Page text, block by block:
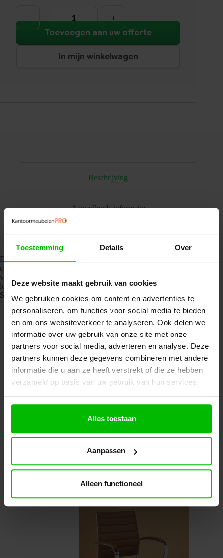
Toestemming Details Over
Deze website maakt gebruik van cookies
We gebruiken cookies om content en advertenties te
personaliseren, om functies voor social media te bieden
en om ons websiteverkeer te analyseren. Ook delen we
informatie over uw gebruik van onze site met onze
partners voor social media, adverteren en analyse. Deze
partners kunnen deze gegevens combineren met andere
informatie die u aan ze heeft verstrekt of die ze hebben
verzameld op basis van uw gebruik van hun services.
Alles toestaan
Aanpassen
Alleen functioneel
Wales
|
aantal
Toevoegen aan uw offerte
In mijn winkelwagen
Beschrijving
Aanvullende informatie
Design Fauteuil Wales in grijs biedt een stijlvolle combinatie van
comfort en modern design. De zachte stoffering en elegante
vormgeving zorgen voor een uitnodigende zitplek die perfect past in
lounges, ontvangstruimtes en kantoorinterieurs.
Specificaties Design Fauteuil Wales | Grijs
Afmeting : 63 (L) x 61 (B) x 83 (H) cm
Zitvlak: 43 (B) x 44 (D) cm
Stijlvolle gestoffeerde fauteuil
Met armleuningen voor extra ontstpanning
Geschikt tot 150 kg
Duurzaam zwart gelakte spider frame
Voorzien van voetdoppen
Comfortabel gevormd schuim van hoge kwaliteit
Misschien ook interessant